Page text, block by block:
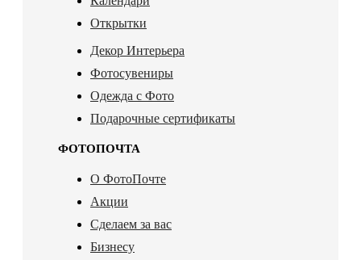
Открытки
Декор Интерьера
Фотосувениры
Одежда с Фото
Подарочные сертификаты
ФОТОПОЧТА
О ФотоПочте
Акции
Сделаем за вас
Бизнесу